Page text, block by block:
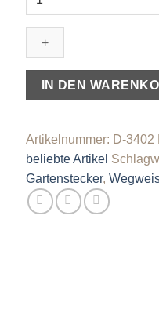
massives
Edelrost,
Höhe
Menge
IN DEN
Artikelnummer: D-3402
beliebte Artikel
Gartenstecker,